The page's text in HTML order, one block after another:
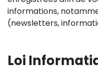
informations,
(newsletters,
Loi